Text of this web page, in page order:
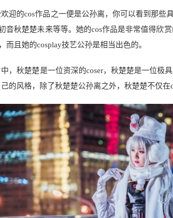
迎的cos作品之一便是公孙离，你可以看到那些
音秋楚楚未来等等。她的cos作品是非常值得欣
而且她的cosplay技艺公孙是相当出色的。
，秋楚楚是一位资深的coser，秋楚楚是一位极
的风格，除了秋楚楚公孙离之外，秋楚楚不仅在